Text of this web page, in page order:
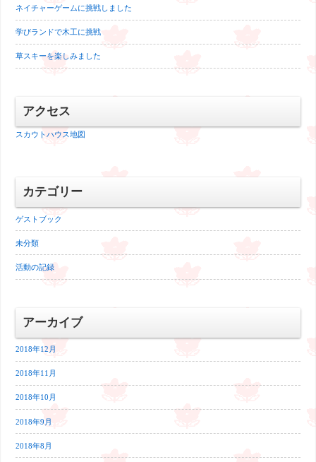
ネイチャーゲームに挑戦しました
学びランドで木工に挑戦
草スキーを楽しみました
アクセス
スカウトハウス地図
カテゴリー
ゲストブック
未分類
活動の記録
アーカイブ
2018年12月
2018年11月
2018年10月
2018年9月
2018年8月